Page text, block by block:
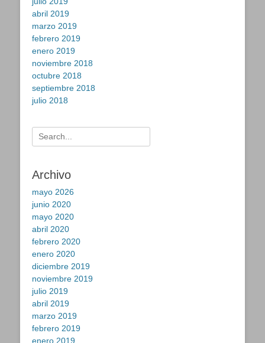
abril 2019
marzo 2019
febrero 2019
enero 2019
noviembre 2018
octubre 2018
septiembre 2018
julio 2018
Buscar:
Archivo
mayo 2026
junio 2020
mayo 2020
abril 2020
febrero 2020
enero 2020
diciembre 2019
noviembre 2019
julio 2019
abril 2019
marzo 2019
febrero 2019
enero 2019